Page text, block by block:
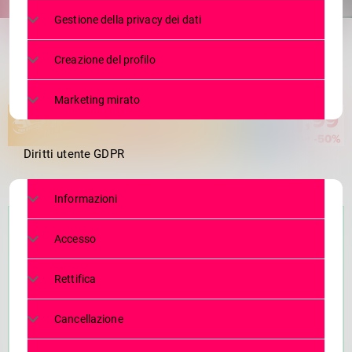
share
email
Gestione della privacy dei dati
Creazione del profilo
Marketing mirato
Diritti utente GDPR
Informazioni
Accesso
Rettifica
Cancellazione